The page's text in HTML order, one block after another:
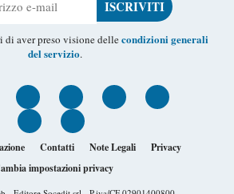
aver preso visione dellecondizioni generali
del servizio.
Contatti Note Legali
Privacy
impostazioni privacy